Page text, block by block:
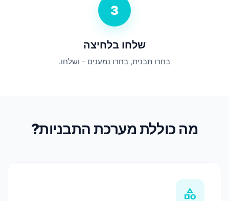
3
שלחו בלחיצה
בחרו תבנית, בחרו נמענים - ושלחו.
מה כוללת מערכת התבניות?
category